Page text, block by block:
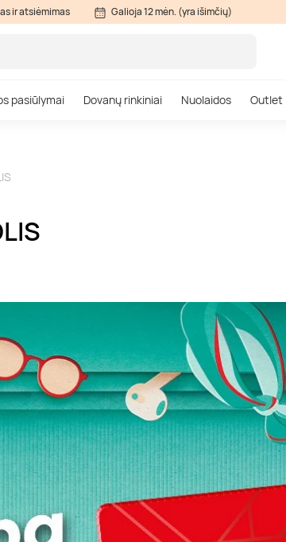
ir atsiėmimas Galioja 12 mėn. (yra išimčių)
pasiūlymai Dovanų rinkiniai Nuolaidos Outlet